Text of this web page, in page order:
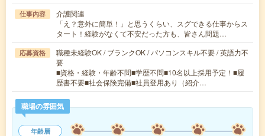
仕事内容
介護関連
「え？意外に簡単！」と思うくらい、スグできる仕事からス
タート！経験がなくて不安だった方も、皆さん問題…
応募資格
職種未経験OK / ブランクOK / パソコンスキル不要 / 英語力不
要
■資格・経験・年齢不問■学歴不問■10名以上採用予定！■履
歴書不要■社会保険完備■社員登用あり（紹介…
職場の雰囲気
年齢層